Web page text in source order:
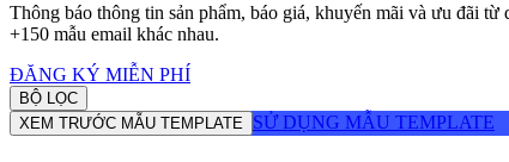
Thông báo thông tin sản phẩm, báo giá, khuyến mãi và ưu đãi
+150 mẫu email khác nhau.
ĐĂNG KÝ MIỄN PHÍ
BỘ LỌC
XEM TRƯỚC MẪU TEMPLATE
SỬ DỤNG MẪU TEMPLATE